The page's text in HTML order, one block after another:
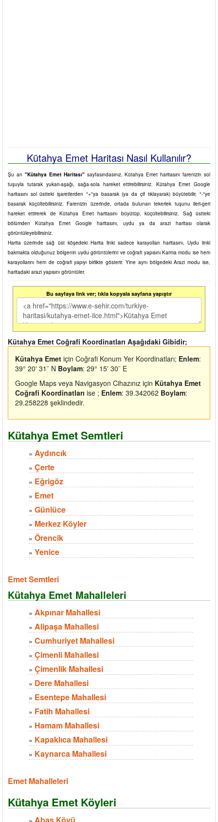
Kütahya Emet Haritası Nasıl Kullanılır?
Şu an "Kütahya Emet Haritası"sayfasındasınız. Kütahya Emet haritasını farenizin sol
tuşuyla tutarak yukarı-aşağı, sağa-sola hareket ettirebilirsiniz. Kütahya Emet Google
haritasını sol üstteki işaretlerden "+"ya basarak (ya da çif tıklayarak) büyütebilir, "-"ye
basarak küçültebilirsiniz. Farenizin üzerinde, ortada bulunan tekerlek tuşunu ileri-geri
hareket ettirerek de Kütahya Emet haritasını büyütüp, küçültebilirsiniz. Sağ üstteki
bölümden Kütahya Emet Google haritasını, uydu ya da arazi haritası olarak
görüntüleyebilirsiniz.
Harita üzerinde sağ üst köşedeki Harita linki sadece karayolları haritasını, Uydu linki
bakmakta olduğunuz bölgenin uydu görüntülerini ve coğrafi yapısını Karma modu ise hem
karayollarını hem de coğrafi yapıyı birlikte gösterir. Yine aynı bölgedeki Arazi modu ise,
haritadaki arazi yapısını görüntüler.
Bu sayfaya link ver; tıkla kopyala sayfana yapıştır
Kütahya Emet Coğrafi Koordinatları Aşağıdaki Gibidir;
Kütahya Emet için Coğrafi Konum Yer Koordinatları; Enlem:
39° 20' 31¨ N Boylam: 29° 15' 30¨ E
Google Maps veya Navigasyon Cihazınız için Kütahya Emet
Coğrafi Koordinatları ise ; Enlem: 39.342062 Boylam:
29.258228 şeklindedir.
Kütahya Emet Semtleri
» Aydıncık
» Çerte
» Eğrigöz
» Emet
» Günlüce
» Merkez Köyler
» Örencik
» Yenice
Emet Semtleri
Kütahya Emet Mahalleleri
» Akpınar Mahallesi
» Alipaşa Mahallesi
» Cumhuriyet Mahallesi
» Çimenli Mahallesi
» Çimenlik Mahallesi
» Dere Mahallesi
» Esentepe Mahallesi
» Fatih Mahallesi
» Hamam Mahallesi
» Kapaklıca Mahallesi
» Kaynarca Mahallesi
Emet Mahalleleri
Kütahya Emet Köyleri
» Abaş Köyü